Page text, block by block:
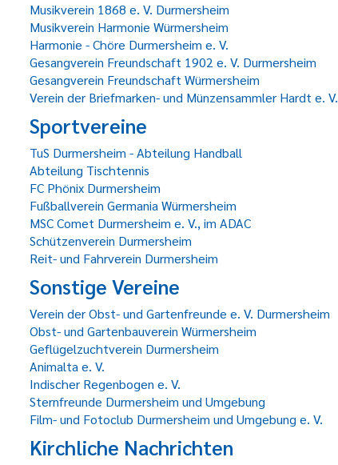
Musikverein 1868 e. V. Durmersheim
Musikverein Harmonie Würmersheim
Harmonie - Chöre Durmersheim e. V.
Gesangverein Freundschaft 1902 e. V. Durmersheim
Gesangverein Freundschaft Würmersheim
Verein der Briefmarken- und Münzensammler Hardt e. V.
Sportvereine
TuS Durmersheim - Abteilung Handball
Abteilung Tischtennis
FC Phönix Durmersheim
Fußballverein Germania Würmersheim
MSC Comet Durmersheim e. V., im ADAC
Schützenverein Durmersheim
Reit- und Fahrverein Durmersheim
Sonstige Vereine
Verein der Obst- und Gartenfreunde e. V. Durmersheim
Obst- und Gartenbauverein Würmersheim
Geflügelzuchtverein Durmersheim
Animalta e. V.
Indischer Regenbogen e. V.
Sternfreunde Durmersheim und Umgebung
Film- und Fotoclub Durmersheim und Umgebung e. V.
Kirchliche Nachrichten